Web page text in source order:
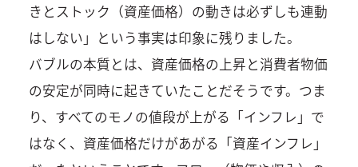
きとストック（資産価格）の動きは必ずしも連動
はしない」という事実は印象に残りました。
バブルの本質とは、資産価格の上昇と消費者物価
の安定が同時に起きていたことだそうです。つま
り、すべてのモノの値段が上がる「インフレ」で
はなく、資産価格だけがあがる「資産インフレ」